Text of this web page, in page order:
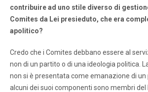
contribuire ad uno stile diverso di
Comites da Lei presieduto, che era
apolitico?
Credo che i Comites debbano essere al
non di un partito o di una ideologia politica.
non si è presentata come emanazione di un
alcuni dei suoi componenti sono membri del